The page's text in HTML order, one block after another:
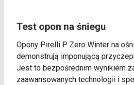
Test opon na śniegu
Opony Pirelli P Zero Winter na
demonstrują imponującą
Jest to bezpośrednim wynikiem
zaawansowanych technologii i